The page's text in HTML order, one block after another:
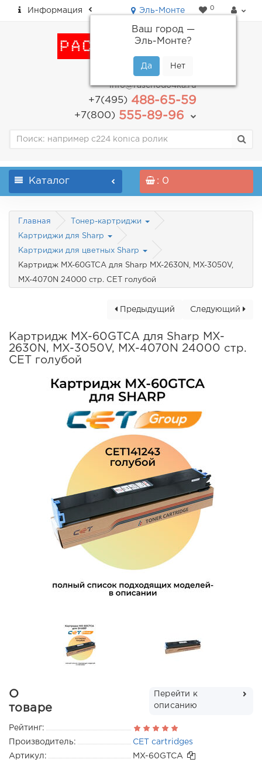
Информация Эль-Монте
Ваш город —
Эль-Монте?
0
пн-пт: с 9.00 до 18.00
info@raschodo4ka.ru
+7(495)488-65-59
+7(800)555-89-96
Каталог : 0
Главная Тонер-картриджи
Картриджи для Sharp
Картриджи для цветных Sharp
Картридж MX-60GTCA для Sharp MX-2630N, MX-3050V,
MX-4070N 24000 стр. CET голубой
Следующий
Предыдущий
Картридж MX-60GTCA для Sharp MX-
2630N, MX-3050V, MX-4070N 24000 стр.
CET голубой
О
товаре
Перейти к
описанию
Рейтинг:
Производитель:
CET cartridges
Артикул:
MX-60GTCA